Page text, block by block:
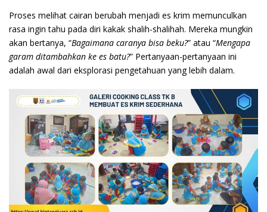
Proses melihat cairan berubah menjadi es krim memunculkan
rasa ingin tahu pada diri kakak shalih-shalihah. Mereka mungkin
akan bertanya, “Bagaimana caranya bisa beku?” atau “Mengapa
garam ditambahkan ke es batu?” Pertanyaan-pertanyaan ini
adalah awal dari eksplorasi pengetahuan yang lebih dalam.